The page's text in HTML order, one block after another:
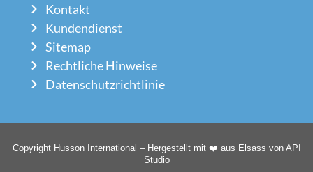
Kontakt
Kundendienst
Sitemap
Rechtliche Hinweise
Datenschutzrichtlinie
Copyright Husson International – Hergestellt mit ❤️ aus Elsass von API
Studio